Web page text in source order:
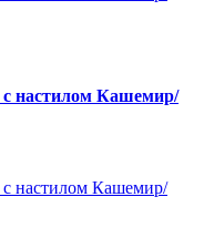
с настилом Кашемир/